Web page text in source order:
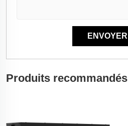
Produits recommandés